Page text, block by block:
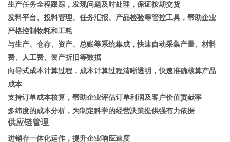
生产任务全程跟踪，发现问题及时处理，保证按期交货
发料平台、投料管理、任务汇报、产品检验等管控工具，帮助企业
严格控制物耗和工耗
与生产、仓存、资产、总账等系统集成，快速自动采集产量、材料
费、人工费、资产折旧等数据
向导式成本计算过程，成本计算过程清晰透明，快速准确核算产品
成本
支持订单成本核算，帮助企业评估订单利润及客户价值贡献率
多纬度的成本分析，为制定科学的经营决策提供强有力依据
供应链管理
进销存一体化运作，提升企业响应速度